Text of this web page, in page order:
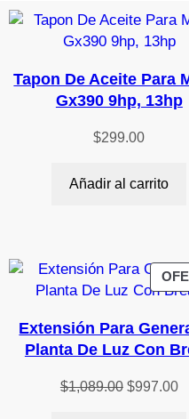
Tapon De Aceite Para
Gx390 9hp, 13hp
$299.00
Añadir al carrito
Extensión Para
Planta De Luz Con
$1,089.00 El
$997.00El